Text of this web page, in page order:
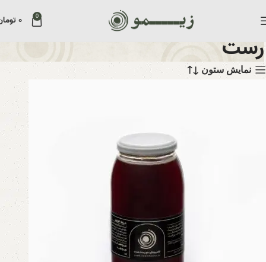
0 ۰
رست
نمایش ستون